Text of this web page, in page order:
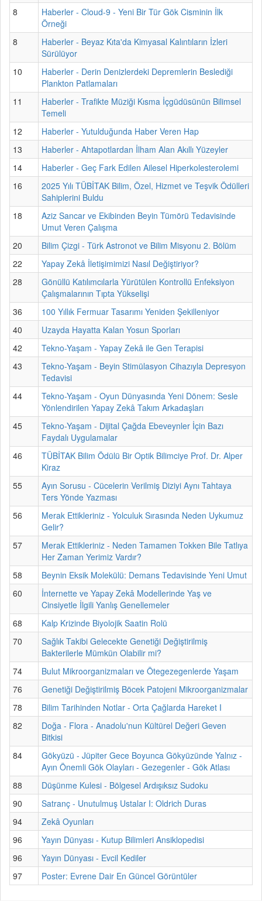
8
Haberler - Cloud-9 - Yeni Bir Tür Gök Cisminin İlk
Örneği
8
Haberler - Beyaz Kıta'da Kimyasal Kalıntıların İzleri
Sürülüyor
10
Haberler - Derin Denizlerdeki Depremlerin Beslediği
Plankton Patlamaları
11
Haberler - Trafikte Müziği Kısma İçgüdüsünün Bilimsel
Temeli
12
Haberler - Yutulduğunda Haber Veren Hap
13
Haberler - Ahtapotlardan İlham Alan Akıllı Yüzeyler
14
Haberler - Geç Fark Edilen Ailesel Hiperkolesterolemi
16
2025 Yılı TÜBİTAK Bilim, Özel, Hizmet ve Teşvik Ödülleri
Sahiplerini Buldu
18
Aziz Sancar ve Ekibinden Beyin Tümörü Tedavisinde
Umut Veren Çalışma
20
Bilim Çizgi - Türk Astronot ve Bilim Misyonu 2. Bölüm
22
Yapay Zekâ İletişimimizi Nasıl Değiştiriyor?
28
Gönüllü Katılımcılarla Yürütülen Kontrollü Enfeksiyon
Çalışmalarının Tıpta Yükselişi
36
100 Yıllık Fermuar Tasarımı Yeniden Şekilleniyor
40
Uzayda Hayatta Kalan Yosun Sporları
42
Tekno-Yaşam - Yapay Zekâ ile Gen Terapisi
43
Tekno-Yaşam - Beyin Stimülasyon Cihazıyla Depresyon
Tedavisi
44
Tekno-Yaşam - Oyun Dünyasında Yeni Dönem: Sesle
Yönlendirilen Yapay Zekâ Takım Arkadaşları
45
Tekno-Yaşam - Dijital Çağda Ebeveynler İçin Bazı
Faydalı Uygulamalar
46
TÜBİTAK Bilim Ödülü Bir Optik Bilimciye Prof. Dr. Alper
Kiraz
55
Ayın Sorusu - Cücelerin Verilmiş Diziyi Aynı Tahtaya
Ters Yönde Yazması
56
Merak Ettikleriniz - Yolculuk Sırasında Neden Uykumuz
Gelir?
57
Merak Ettikleriniz - Neden Tamamen Tokken Bile Tatlıya
Her Zaman Yerimiz Vardır?
58
Beynin Eksik Molekülü: Demans Tedavisinde Yeni Umut
60
İnternette ve Yapay Zekâ Modellerinde Yaş ve
Cinsiyetle İlgili Yanlış Genellemeler
68
Kalp Krizinde Biyolojik Saatin Rolü
70
Sağlık Takibi Gelecekte Genetiği Değiştirilmiş
Bakterilerle Mümkün Olabilir mi?
74
Bulut Mikroorganizmaları ve Ötegezegenlerde Yaşam
76
Genetiği Değiştirilmiş Böcek Patojeni Mikroorganizmalar
78
Bilim Tarihinden Notlar - Orta Çağlarda Hareket I
82
Doğa - Flora - Anadolu'nun Kültürel Değeri Geven
Bitkisi
84
Gökyüzü - Jüpiter Gece Boyunca Gökyüzünde Yalnız -
Ayın Önemli Gök Olayları - Gezegenler - Gök Atlası
88
Düşünme Kulesi - Bölgesel Ardışıksız Sudoku
90
Satranç - Unutulmuş Ustalar I: Oldrich Duras
94
Zekâ Oyunları
96
Yayın Dünyası - Kutup Bilimleri Ansiklopedisi
96
Yayın Dünyası - Evcil Kediler
97
Poster: Evrene Dair En Güncel Görüntüler